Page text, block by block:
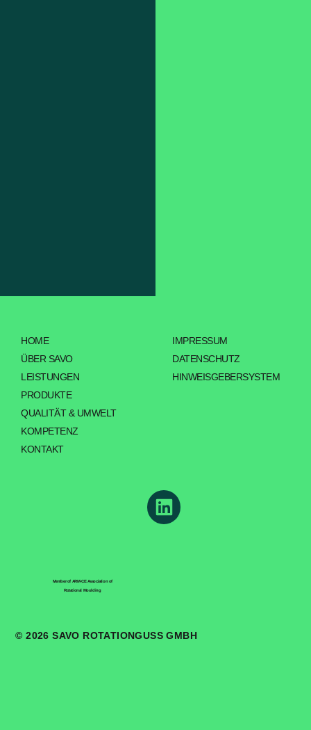
Member of ARM-CE Association of
Rotational Moulding
© 2026 SAVO ROTATIONGUSS GMBH
HOME
ÜBER SAVO
LEISTUNGEN
PRODUKTE
QUALITÄT & UMWELT
KOMPETENZ
KONTAKT
IMPRESSUM
DATENSCHUTZ
HINWEISGEBERSYSTEM